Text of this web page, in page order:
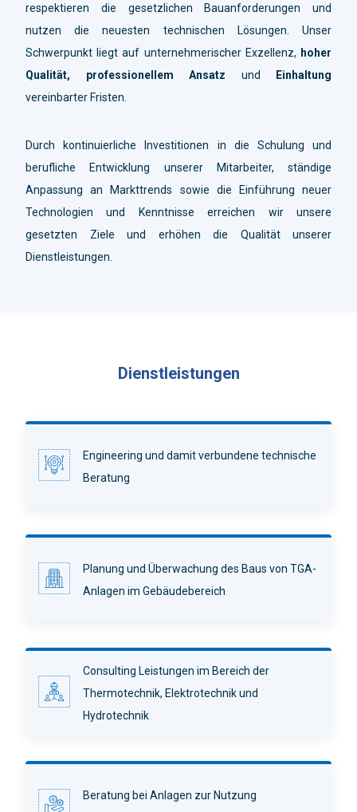
respektieren die gesetzlichen Bauanforderungen und
nutzen die neuesten technischen Lösungen. Unser
Schwerpunkt liegt auf unternehmerischer Exzellenz, hoher
Qualität, professionellem Ansatz und
Einhaltung
vereinbarter Fristen.
Durch kontinuierliche Investitionen in die Schulung und
berufliche Entwicklung unserer Mitarbeiter, ständige
Anpassung an Markttrends sowie die Einführung neuer
Technologien und Kenntnisse erreichen wir unsere
gesetzten Ziele und erhöhen die Qualität unserer
Dienstleistungen.
Dienstleistungen
Engineering und damit verbundene technische
Beratung
Planung und Überwachung des Baus von TGA-
Anlagen im Gebäudebereich
Consulting Leistungen im Bereich der
Thermotechnik, Elektrotechnik und
Hydrotechnik
Beratung bei Anlagen zur Nutzung